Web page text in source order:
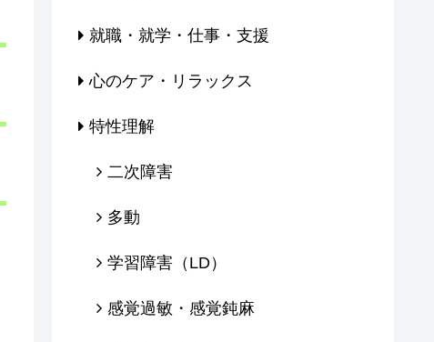
就職・就学・仕事・支援
心のケア・リラックス
特性理解
二次障害
多動
学習障害（LD）
感覚過敏・感覚鈍麻